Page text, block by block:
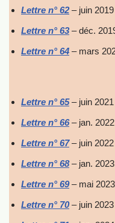
Lettre n° 62– juin 2019
Lettre n° 63– déc.
Lettre n° 64 – mars
Lettre n° 65– juin 2021
Lettre n° 66– jan. 2022
Lettre n° 67– juin 2022
Lettre n° 68– jan. 2023
Lettre n° 69– mai 2023
Lettre n° 70– juin 2023